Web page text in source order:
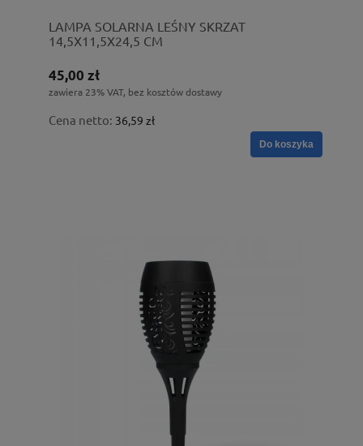
LAMPA SOLARNA LEŚNY SKRZAT
14,5X11,5X24,5 CM
45,00 zł
zawiera 23% VAT, bez kosztów dostawy
Cena netto: 36,59 zł
Do koszyka